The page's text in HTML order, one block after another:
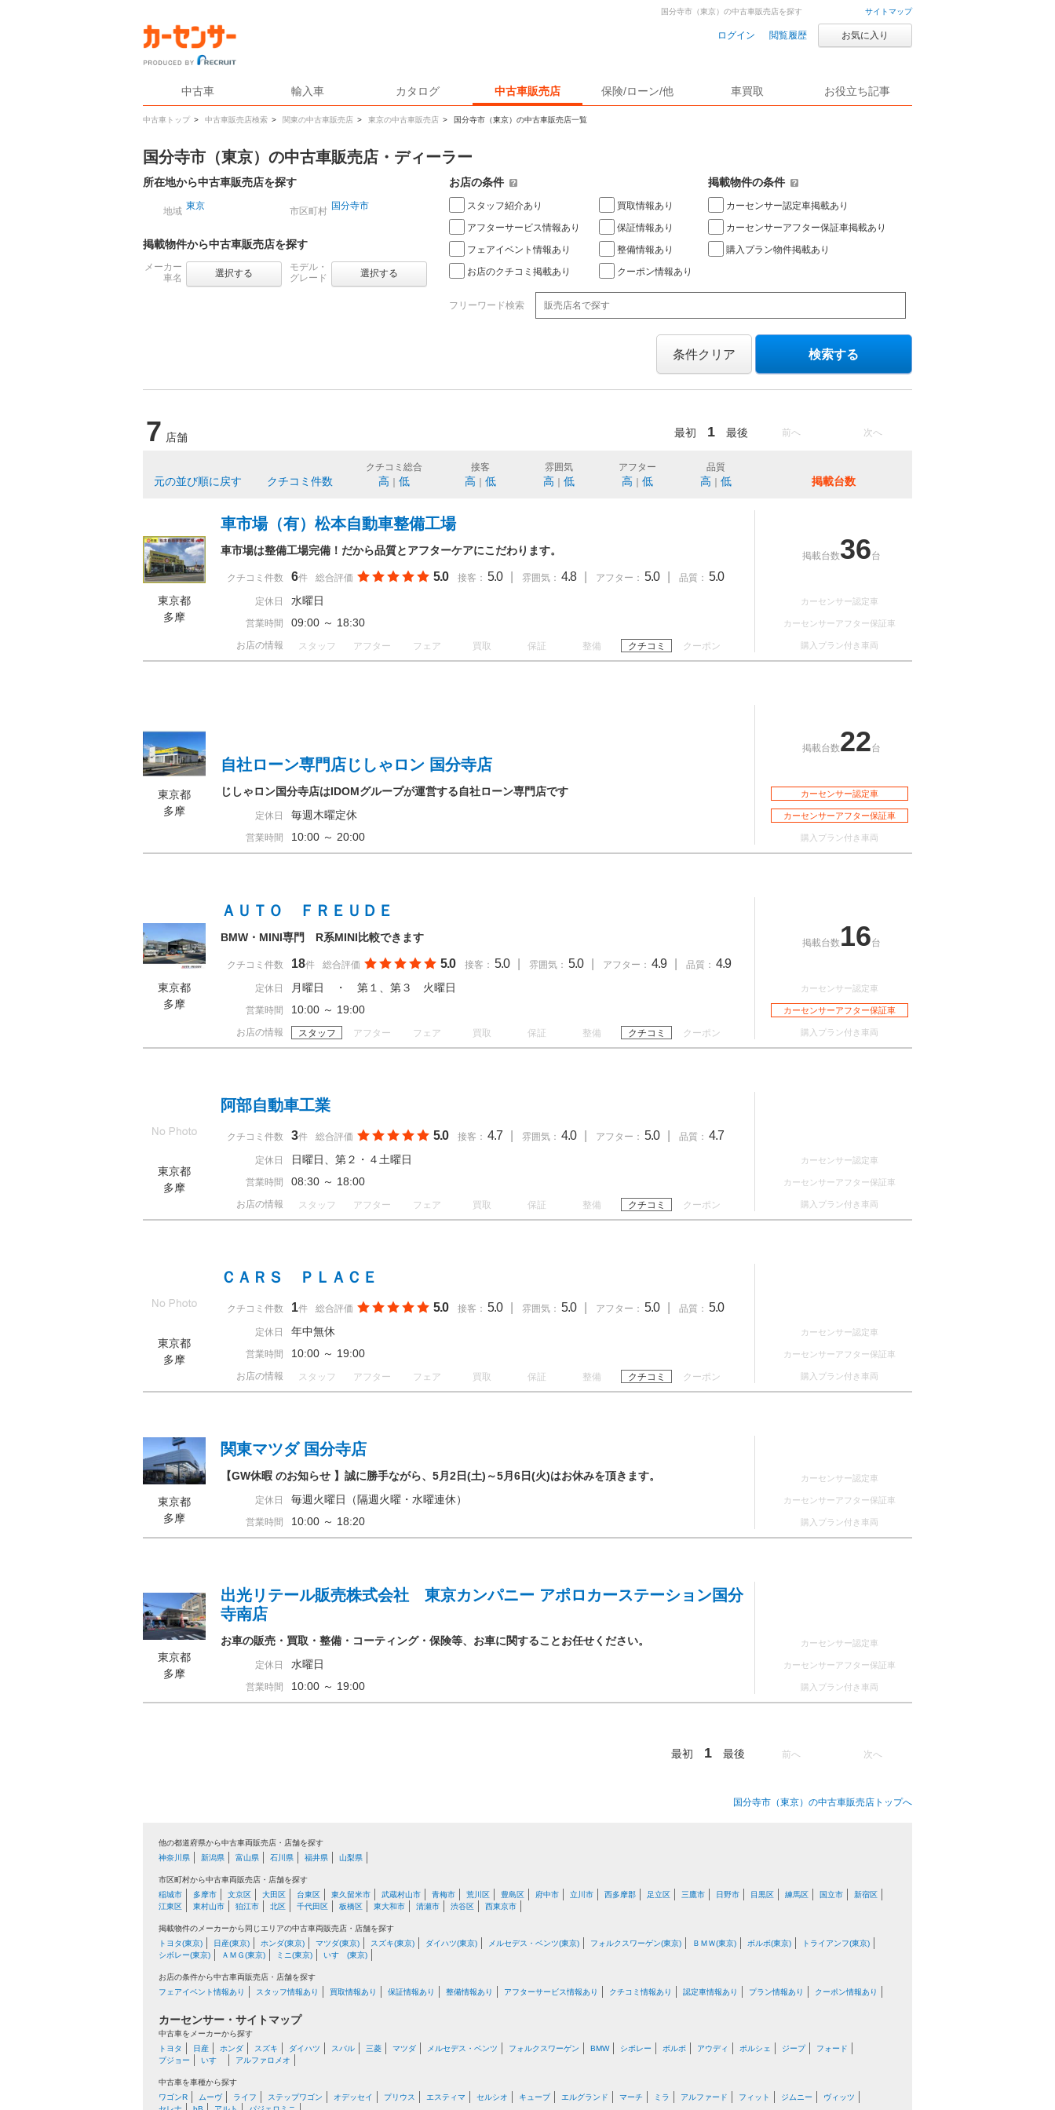
サイトマップ
ログイン 閲覧履歴 お気に入り
中古車 輸入車 カタログ 中古車販売店 保険/ローン/他 車買取 お役立ち記事
中古車トップ > 中古車販売店検索 > 関東の中古車販売店 > 東京の中古車販売店 > 国分寺市（東京）の中古車販売店一覧
国分寺市（東京）の中古車販売店を探す
国分寺市（東京）の中古車販売店・ディーラー
所在地から中古車販売店を探す
地域 東京 市区町村 国分寺市
掲載物件から中古車販売店を探す
メーカー
車名
選択する
モデル・
グレード
選択する
お店の条件
スタッフ紹介あり
アフターサービス情報あり
フェアイベント情報あり
お店のクチコミ掲載あり
買取情報あり
保証情報あり
整備情報あり
クーポン情報あり
掲載物件の条件
カーセンサー認定車掲載あり
カーセンサーアフター保証車掲載あり
購入プラン物件掲載あり
フリーワード検索
条件クリア 検索する
7 店舗 前へ 次へ
最初 1 最後
元の並び順に戻す クチコミ件数
クチコミ総合
高 低
接客
高 低
雰囲気
高 低
アフター
高 低
品質
高 低 掲載台数
東京都
多摩
車市場（有）松本自動車整備工場
車市場は整備工場完備！だから品質とアフターケアにこだわります。
クチコミ件数 6件 総合評価 5.0 接客： 5.0 雰囲気： 4.8 アフター： 5.0 品質： 5.0
定休日 水曜日
営業時間 09:00 ～ 18:30
お店の情報 スタッフ アフター フェア 買取 保証 整備 クチコミ クーポン
掲載台数36台
カーセンサー認定車
カーセンサーアフター保証車
購入プラン付き車両
東京都
多摩
自社ローン専門店じしゃロン 国分寺店
じしゃロン国分寺店はIDOMグループが運営する自社ローン専門店です
定休日 毎週木曜定休
営業時間 10:00 ～ 20:00
掲載台数22台
カーセンサー認定車
カーセンサーアフター保証車
購入プラン付き車両
東京都
多摩
ＡＵＴＯ ＦＲＥＵＤＥ
BMW・MINI専門 R系MINI比較できます
クチコミ件数 18件 総合評価 5.0 接客： 5.0 雰囲気： 5.0 アフター： 4.9 品質： 4.9
定休日 月曜日 ・ 第１、第３ 火曜日
営業時間 10:00 ～ 19:00
お店の情報 スタッフ アフター フェア 買取 保証 整備 クチコミ クーポン
掲載台数 16台
カーセンサー認定車
カーセンサーアフター保証車
購入プラン付き車両
東京都
多摩
阿部自動車工業
クチコミ件数 3件 総合評価 5.0 接客： 4.7 雰囲気： 4.0 アフター： 5.0 品質： 4.7
定休日 日曜日、第２・４土曜日
営業時間 08:30 ～ 18:00
お店の情報 スタッフ アフター フェア 買取 保証 整備 クチコミ クーポン
カーセンサー認定車
カーセンサーアフター保証車
購入プラン付き車両
東京都
多摩
ＣＡＲＳ ＰＬＡＣＥ
クチコミ件数 1件 総合評価 5.0 接客： 5.0 雰囲気： 5.0 アフター： 5.0 品質： 5.0
定休日 年中無休
営業時間 10:00 ～ 19:00
お店の情報 スタッフ アフター フェア 買取 保証 整備 クチコミ クーポン
カーセンサー認定車
カーセンサーアフター保証車
購入プラン付き車両
東京都
多摩
関東マツダ 国分寺店
【GW休暇 のお知らせ 】誠に勝手ながら、5月2日(土)～5月6日(火)はお休みを頂きます。
定休日 毎週火曜日（隔週火曜・水曜連休）
営業時間 10:00 ～ 18:20
カーセンサー認定車
カーセンサーアフター保証車
購入プラン付き車両
東京都
多摩
出光リテール販売株式会社 東京カンパニー アポロカーステーション国分
寺南店
お車の販売・買取・整備・コーティング・保険等、お車に関することお任せください。
定休日 水曜日
営業時間 10:00 ～ 19:00
カーセンサー認定車
カーセンサーアフター保証車
購入プラン付き車両
最初 1 最後 前へ 次へ
国分寺市（東京）の中古車販売店トップへ
他の都道府県から中古車両販売店・店舗を探す
神奈川県
新潟県 富山県 石川県 福井県 山梨県
市区町村から中古車両販売店・店舗を探す
稲城市
多摩市 文京区 大田区 台東区 東久留米市 武蔵村山市 青梅市 荒川区 豊島区 府中市 立川市 西多摩郡 足立区 三鷹市 日野市 目黒区 練馬区 国立市
新宿区
江東区
東村山市 狛江市 北区 千代田区 板橋区 東大和市 清瀬市 渋谷区 西東京市
掲載物件のメーカーから同じエリアの中古車両販売店・店舗を探す
トヨタ(東京)
日産(東京) ホンダ(東京) マツダ(東京) スズキ(東京) ダイハツ(東京) メルセデス・ベンツ(東京) フォルクスワーゲン(東京) ＢＭＷ(東京) ボルボ(東京)
トライアンフ(東京)
シボレー(東京)
ＡＭＧ(東京) ミニ(東京) いすゞ(東京)
お店の条件から中古車両販売店・店舗を探す
フェアイベント情報あり
スタッフ情報あり 買取情報あり 保証情報あり 整備情報あり アフターサービス情報あり クチコミ情報あり 認定車情報あり プラン情報あり クーポン情報あり
カーセンサー・サイトマップ
中古車をメーカーから探す
トヨタ
日産 ホンダ スズキ ダイハツ スバル 三菱 マツダ メルセデス・ベンツ フォルクスワーゲン BMW シボレー ボルボ アウディ ポルシェ ジープ
フォード
プジョー
いすゞ アルファロメオ
中古車を車種から探す
ワゴンR
ムーヴ ライフ ステップワゴン オデッセイ プリウス エスティマ セルシオ キューブ エルグランド マーチ ミラ アルファード フィット ジムニー
ヴィッツ